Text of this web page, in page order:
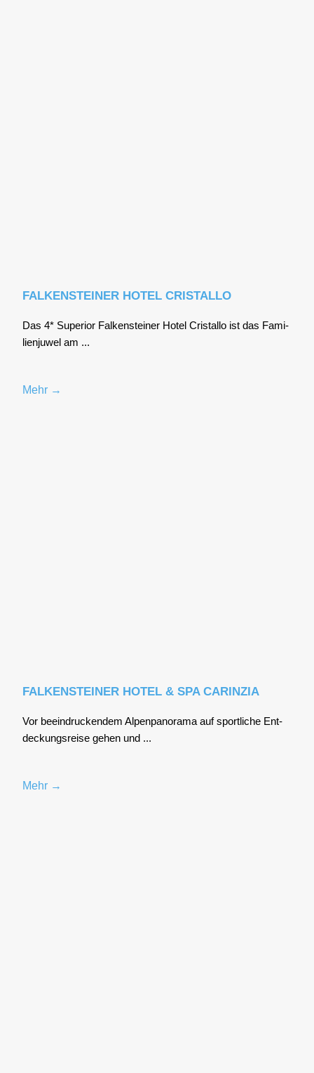
FALKENSTEINER HOTEL CRISTALLO
Das 4* Supe­ri­or Fal­ken­stei­ner Hotel Cris­tal­lo ist das Fami­
li­en­ju­wel am ...
Mehr →
FALKENSTEINER HOTEL & SPA CARINZIA
Vor beein­dru­cken­dem Alpen­pan­ora­ma auf sport­li­che Ent­
de­ckungs­rei­se gehen und ...
Mehr →